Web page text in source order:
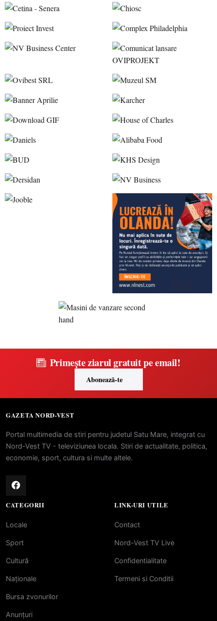
Primește ziarul gratuit pe email!
Abonează-te
GAZETA NORD-VEST
Portal multimedia de stiri pentru judetul Satu Mare, integrat cu
Nord-Vest TV - televiziunea locala. Stiri de actualitate, politica,
economie, sport, cultura si multe altele.
CATEGORII
Locale
Sport
Cultură
Naționale
Bursa zvonurilor
Anunțuri
LINK-URI UTILE
Contact
Nord-Vest TV Live
Confidentialitate
Termeni si Conditii